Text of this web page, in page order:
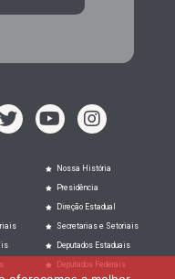
Nossa História
Presidência
Direção Estadual
Secretarias e Setoriais
Deputados Estaduais
Deputados Federais